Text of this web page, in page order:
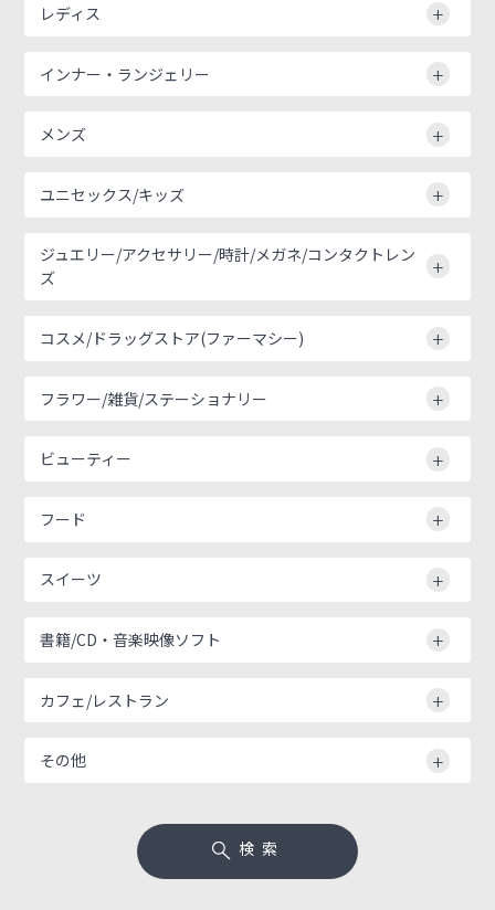
レディス
インナー・ランジェリー
メンズ
ユニセックス/キッズ
ジュエリー/アクセサリー/時計/メガネ/コンタクトレン
ズ
コスメ/ドラッグストア(ファーマシー)
フラワー/雑貨/ステーショナリー
ビューティー
フード
スイーツ
書籍/CD・音楽映像ソフト
カフェ/レストラン
その他
検索